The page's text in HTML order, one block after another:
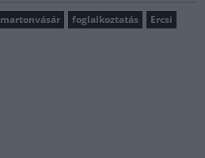
martonvásár foglalkoztatás
Ercsi